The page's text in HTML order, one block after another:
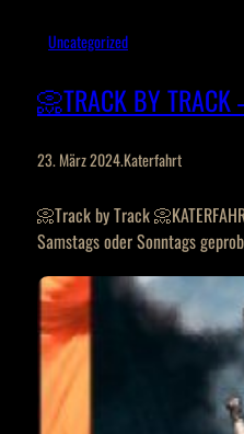
Uncategorized
📀TRACK BY TRACK
23. März 2024.Katerfahrt
📀Track by Track
Samstags oder Sonntags